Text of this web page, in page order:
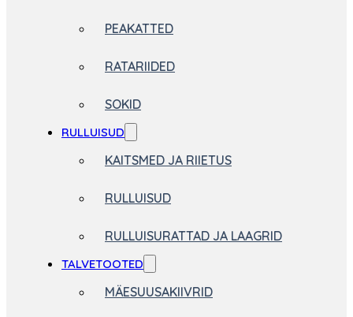
PEAKATTED
RATARIIDED
SOKID
RULLUISUD
KAITSMED JA RIIETUS
RULLUISUD
RULLUISURATTAD JA LAAGRID
TALVETOOTED
MÄESUUSAKIIVRID